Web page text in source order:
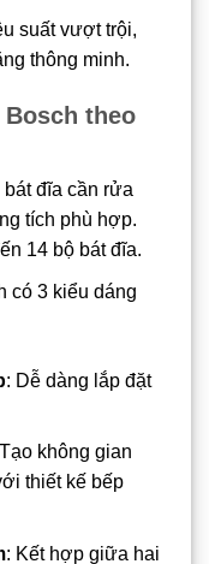
suất vượt trội,
thông minh.
theo
đĩa cần rửa
tích phù hợp.
14 bộ bát đĩa.
có 3 kiểu dáng
: Dễ dàng lắp đặt
không gian
thiết kế bếp
: Kết hợp giữa hai